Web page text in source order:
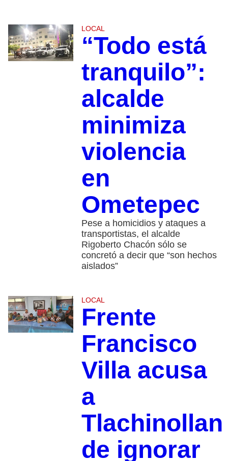
LOCAL
“Todo está
tranquilo”:
alcalde
minimiza
violencia
en
Ometepec
Pese a homicidios y ataques a
transportistas, el alcalde
Rigoberto Chacón sólo se
concretó a decir que “son hechos
aislados”
LOCAL
Frente
Francisco
Villa acusa
a
Tlachinollan
de ignorar